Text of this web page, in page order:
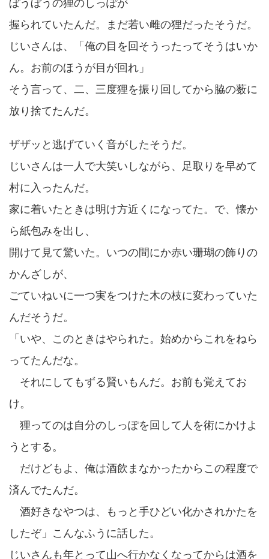
握られていたんだ。まだ若い雌の狸だったそうだ。
じいさんは、「俺の目を回そうったってそうはいか
ん。お前のほうが目が回れ」
そう言って、二、三度狸を振り回してから脇の薮に
放り捨てたんだ。
ザザッと逃げていく音がしたそうだ。
じいさんは一人で大笑いしながら、足取りを早めて
村に入ったんだ。
家に着いたときは明け方近くになってた。で、懐か
ら紙包みを出し、
開けて見て驚いた。いつの間にか赤い珊瑚の飾りの
かんざしが、
ごていねいに一つ実をつけた木の枝に変わっていた
んだそうだ。
「いや、このときはやられた。始めからこれをねら
ってたんだな。
それにしてもずる賢いもんだ。お前も覚えてお
け。
狸ってのは自分のしっぽを回して人を術にかけよ
うとする。
だけどもよ、俺は酒飲まなかったからこの程度で
済んでたんだ。
酒好きなやつは、もっと手ひどい化かされかたを
したぞ」こんなふうに話した。
じいさんも年とって山へ行かなくなってからは酒を